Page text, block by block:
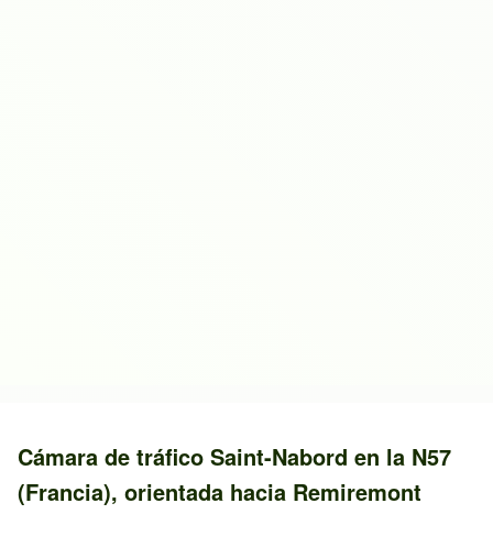
Cámara de tráfico Saint-Nabord en la N57
(Francia), orientada hacia Remiremont